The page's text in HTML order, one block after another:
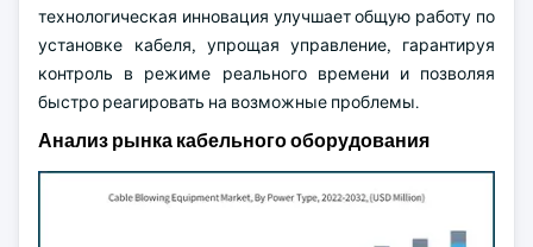
технологическая инновация улучшает общую работу по
установке кабеля, упрощая управление, гарантируя
контроль в режиме реального времени и позволяя
быстро реагировать на возможные проблемы.
Анализ рынка кабельного оборудования